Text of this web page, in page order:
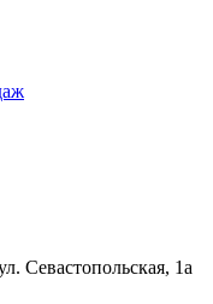
Севастопольская, 1а